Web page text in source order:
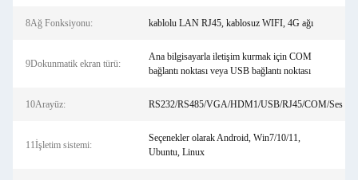
8Ağ Fonksiyonu: kablolu LAN RJ45, kablosuz WIFI, 4G ağı
9Dokunmatik ekran türü:
Ana bilgisayarla iletişim kurmak için COM
bağlantı noktası veya USB bağlantı noktası
10Arayüz: RS232/RS485/VGA/HDM1/USB/RJ45/COM/Ses
11İşletim sistemi:
Seçenekler olarak Android, Win7/10/11,
Ubuntu, Linux